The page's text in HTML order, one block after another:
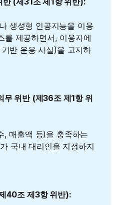
생성형 인공지능을 이용
를 제공하면서, 이용자에
반 운용 사실)을 고지하
무 위반 (제36조 제1항 위
, 매출액 등)을 충족하는
국내 대리인을 지정하지
40조 제3항 위반):